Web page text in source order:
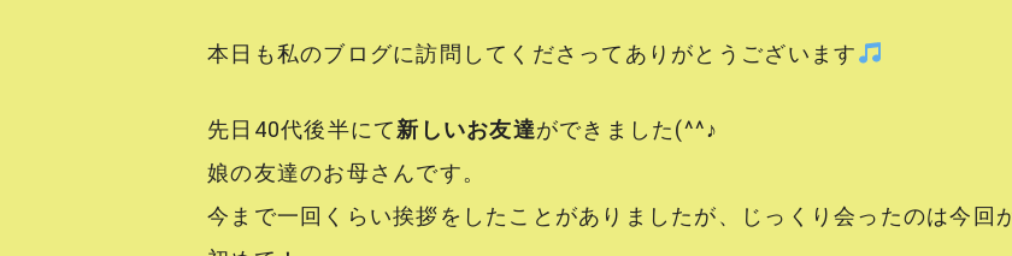
本日も私のブログに訪問してくださってありがとうございます
先日40代後半にて新しいお友達ができました(^^♪
娘の友達のお母さんです。
今まで一回くらい挨拶をしたことがありましたが、じっくり会ったのは今回